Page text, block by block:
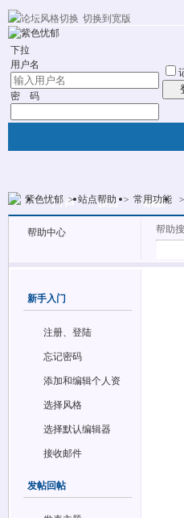
切换到宽版
下拉
用户名
密 码
门户 论坛 图酷
紫色忧郁 > 站点帮助 > 常用功能 >
帮助中心 帮助
新手入门
注册、登陆
忘记密码
添加和编辑个人资
料
选择风格
选择默认编辑器
接收邮件
发帖回帖